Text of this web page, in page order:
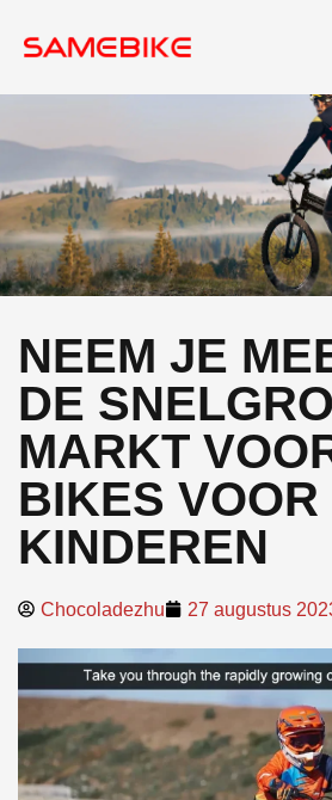
naar
NEEM JE
DE
MARKT
BIKES VOOR
KINDEREN
Chocoladezhu 27 augustus